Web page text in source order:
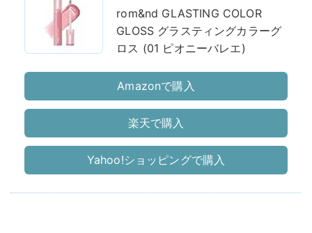
rom&nd GLASTING COLOR
GLOSS グラスティングカラーグ
ロス (01 ピオニーバレエ)
Amazonで購入
楽天で購入
Yahoo!ショッピングで購入